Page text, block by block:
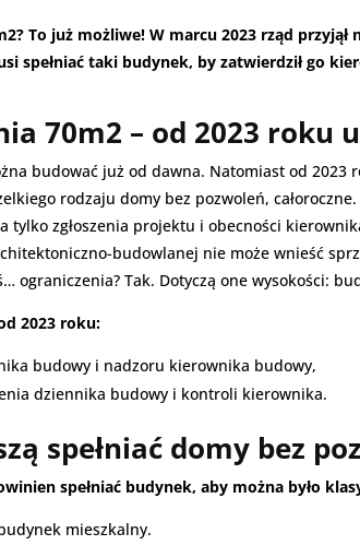
To już możliwe! W marcu 2023 rząd
spełniać taki budynek, by zatwierdził go
70m2 – od 2023 roku
budować już od dawna. Natomiast od
rodzaju domy bez pozwoleń,
tylko zgłoszenia projektu i obecności
budowlanej nie może wnieść
ograniczenia? Tak. Dotyczą one wysokości:
2023 roku:
budowy i nadzoru kierownika budowy,
dziennika budowy i kontroli kierownika.
spełniać domy bez
spełniać budynek, aby można było
mieszkalny.